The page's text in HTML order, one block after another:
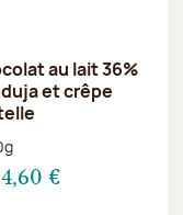
au lait 36%
et crêpe
net :
4,60 €